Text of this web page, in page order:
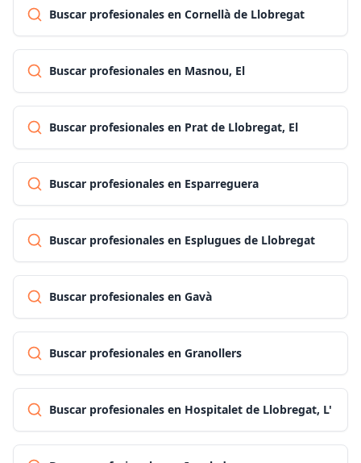
Buscar profesionales en Cornellà de Llobregat
Buscar profesionales en Masnou, El
Buscar profesionales en Prat de Llobregat, El
Buscar profesionales en Esparreguera
Buscar profesionales en Esplugues de Llobregat
Buscar profesionales en Gavà
Buscar profesionales en Granollers
Buscar profesionales en Hospitalet de Llobregat, L'